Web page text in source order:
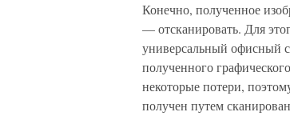
Конечно, полученное
— отсканировать. Для
универсальный офисный
полученного
некоторые потери,
получен путем